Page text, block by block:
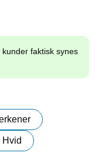
faktisk synes
Hvid